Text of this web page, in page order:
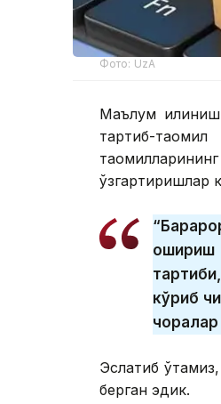
Фото: UzA
Маълум
тартиб-
ўзгартиришлар
ошириш
кўриб
чоралар
Эслатиб
берган эдик.